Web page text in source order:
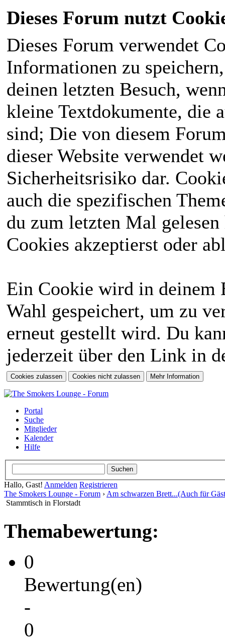
Dieses Forum nutzt
Dieses Forum verwendet
Informationen zu
deinen letzten Besuch,
kleine Textdokumente, die
sind; Die von diesem
dieser Website verwendet
Sicherheitsrisiko dar.
auch die spezifischen
du zum letzten Mal
Cookies akzeptierst oder
Ein Cookie wird in deinem
Wahl gespeichert, um zu
erneut gestellt wird. Du
jederzeit über den Link in
Portal
Suche
Mitglieder
Kalender
Hilfe
Hallo, Gast! Anmelden Registrieren
The Smokers Lounge - Forum › Am schwarzen Brett...(Auch für
Stammtisch in Florstadt
Themabewertung:
0
Bewertung(en)
-
0